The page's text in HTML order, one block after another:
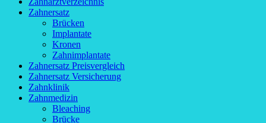
Zahnersatz
Brücken
Implantate
Kronen
Zahnimplantate
Zahnersatz Preisvergleich
Zahnersatz Versicherung
Zahnklinik
Zahnmedizin
Bleaching
Brücke